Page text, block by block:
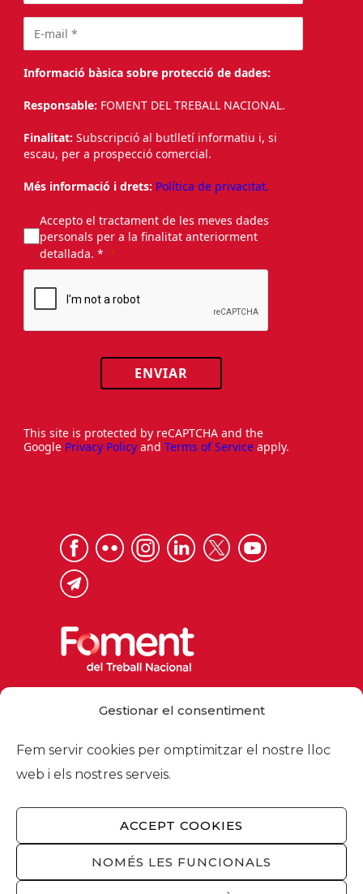
Gestionar el consentiment
Fem servir cookies per omptimitzar el nostre lloc
web i els nostres serveis.
ACCEPT COOKIES
NOMÉS LES FUNCIONALS
Informació bàsica sobre protecció de dades:
Responsable: FOMENT DEL TREBALL NACIONAL.
Finalitat: Subscripció al butlletí informatiu i, si
escau, per a prospecció comercial.
Més informació i drets: Política de privacitat.
Accepto el tractament de les meves dades
personals per a la finalitat anteriorment
detallada. *
ENVIAR
This site is protected by reCAPTCHA and the
Google Privacy Policy and Terms of Service apply.
foment@foment.com
© 2026 - Foment del Treball Nacional
Nosaltres